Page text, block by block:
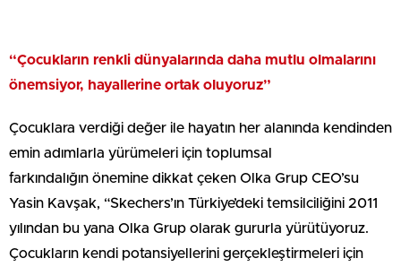
“Çocukların renkli dünyalarında daha mutlu olmalarını
önemsiyor, hayallerine ortak oluyoruz”
Çocuklara verdiği değer ile hayatın her alanında kendinden
emin adımlarla yürümeleri için toplumsal
farkındalığın önemine dikkat çeken Olka Grup CEO’su
Yasin Kavşak, “Skechers’ın Türkiye’deki temsilciliğini 2011
yılından bu yana Olka Grup olarak gururla yürütüyoruz.
Çocukların kendi potansiyellerini gerçekleştirmeleri için